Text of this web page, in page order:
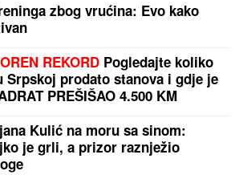
zbog vrućina: Evo kako
REKORD Pogledajte koliko
Srpskoj prodato stanova i gdje je
PREŠIŠAO 4.500 KM
Kulić na moru sa sinom:
je grli, a prizor raznježio